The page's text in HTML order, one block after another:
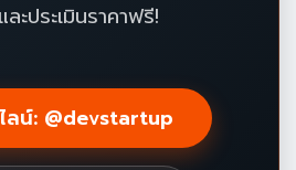
ะประเมินราคาฟรี!
ลน์: @devstartup